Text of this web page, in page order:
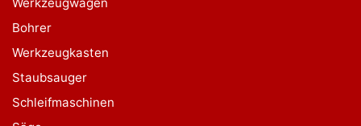
Bohrer
Werkzeugkasten
Staubsauger
Schleifmaschinen